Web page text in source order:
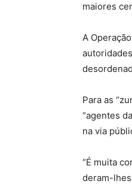
maiores
A
Para as
“agentes
na via
“É muita
deram-